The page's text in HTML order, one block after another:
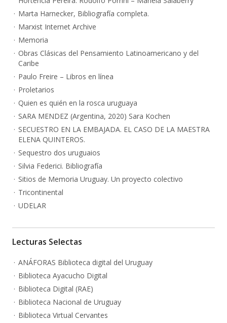
Marta Harnecker, Bibliografía completa.
Marxist Internet Archive
Memoria
Obras Clásicas del Pensamiento Latinoamericano y del
Caribe
Paulo Freire – Libros en línea
Proletarios
Quien es quién en la rosca uruguaya
SARA MENDEZ (Argentina, 2020) Sara Kochen
SECUESTRO EN LA EMBAJADA. EL CASO DE LA MAESTRA
ELENA QUINTEROS.
Sequestro dos uruguaios
Silvia Federici. Bibliografía
Sitios de Memoria Uruguay. Un proyecto colectivo
Tricontinental
UDELAR
Lecturas Selectas
ANÁFORAS Biblioteca digital del Uruguay
Biblioteca Ayacucho Digital
Biblioteca Digital (RAE)
Biblioteca Nacional de Uruguay
Biblioteca Virtual Cervantes